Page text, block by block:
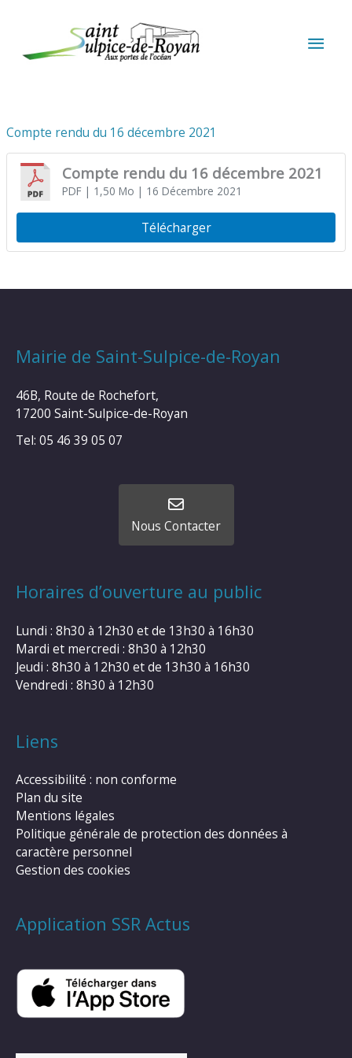
Compte rendu du 16 décembre 2021
Compte rendu du 16 décembre 2021
PDF| 1,50 Mo | 16 Décembre 2021
Télécharger
Mairie de Saint-Sulpice-de-Royan
46B, Route de Rochefort,
17200 Saint-Sulpice-de-Royan
Tel: 05 46 39 05 07
Nous Contacter
Horaires d’ouverture au public
Lundi : 8h30 à 12h30 et de 13h30 à 16h30
Mardi et mercredi : 8h30 à 12h30
Jeudi : 8h30 à 12h30 et de 13h30 à 16h30
Vendredi : 8h30 à 12h30
Liens
Accessibilité : non conforme
Plan du site
Mentions légales
Politique générale de protection des données à
caractère personnel
Gestion des cookies
Application SSR Actus